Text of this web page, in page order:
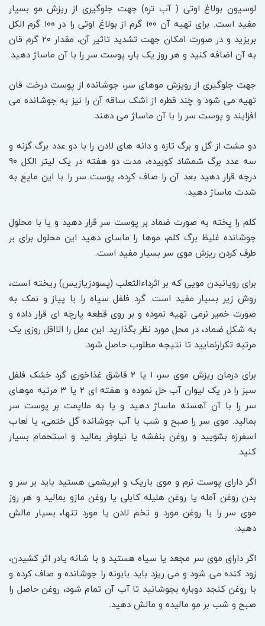
لوسیون بولاغ اوتی ( آب تره) جهت جلوگیری از ریزش مو بسیار
مفید است. برای تهیه آن ۱۰۰ گرم از بولاغ اوتی را در ۱۰۰ گرم الکل
بریزید و در صورت امکان جهت تشدید تاثیر آن، مقدار ۲۰ گرم قان
به آن اضافه کنید و هر روز یک بار، پوست سر را با آن ماساژ دهید.
جهت جلوگیری از رویزش موهای سر، جوشانده از پوست درخت قان
تهیه می شود و چند قطره از اشک ساقه آن را نیز به جوشانده می
افزایند و پوست سر را با آن ماساژ می دهند.
دو مشت از گل و برگ تازه و دانه های لادن را با دو عدد برگ گزنه و
سه عدد برگ شمشاد کوبیده، مدت دو هفته در یک لیتر الکل ۹۰
درجه قرار دهید بعد آن را صاف کرده، پوست سر را با این مایع به
شدت ماساژ دهید.
کلم را پخته به صورت ضماد بر پوست سر قرار دهید و یا با محلول
جوشانده غلیظ برگ کلم، موها را ماسای دهید این محلول برای بر
طرف کردن ریزش موی سر بسیار مفید است.
برای رویانیدن مویی که بر اثرداءالثعلب (پسودزیازیس) ریخته است،
روش زیر بسیار مفید است. گرد فلفل سیاه را با پیاز و نمک به
صورت خمیر نرمی تهیه نموده و بر روی قطعه پارچه ای قرار داده و
به شکل ضماد، در محل مورد نظر بگذارید. این عمل را الااقل روزی یک
مرتبه تکرارنمایید تا نتیجه مطلوب حاصل شود.
برای درمان ریزش موی سر، ۱ یا ۲ قاشق غذاخوری گرد خشک فلفل
سبز را در یک لیوان آب حل نموده و هفته ای ۲ یا ۳ مرتبه موهای
سر را با آن آهسته ماساژ دهید و یا به ملایمت بر پوست سر
بمالید. موی سر را صبح و شب با آب جوشانده گل ختمی، یا لعاب
اسفرزه بشویید و روغن بنفشه یا نیلوفر بمالید و استحمام بسیار
کنید.
اگر دارای پوست نرم و موی باریک و ابریشمی هستید باید بر سر و
بدن روغن آمله یا روغن هلیله کابلی یا روغن مازو بمالید و هر روز
موی سر را با روغن مورد و تخم لادن یا مورد تنها، بسیار مالش
دهید.
اگر دارای موی سر مجعد یا سیاه هستید و با شانه یادر اثر کشیدن،
زود کنده می شود و می ریزد باید بابونه را جوشانده و صاف کرده و
با روغن کنجد دوباره بجوشانید تا آب آن تمام شود، روغن حاصل را
صبح و شب بر مو مالیده و مالش دهید.